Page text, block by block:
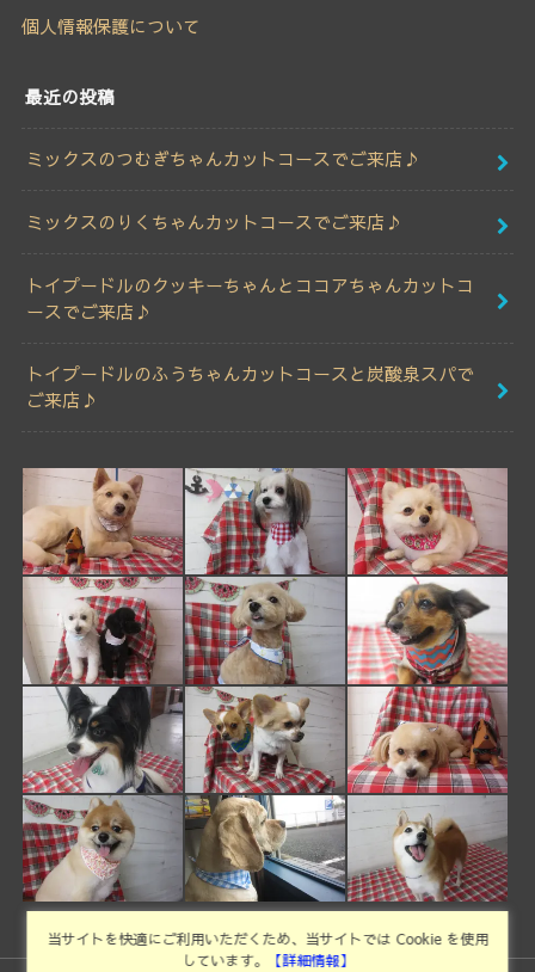
個人情報保護について
最近の投稿
ミックスのつむぎちゃんカットコースでご来店♪
ミックスのりくちゃんカットコースでご来店♪
トイプードルのクッキーちゃんとココアちゃんカットコ
ースでご来店♪
トイプードルのふうちゃんカットコースと炭酸泉スパで
ご来店♪
当サイトを快適にご利用いただくため、当サイトでは Cookie を使用
しています。
【詳細情報】